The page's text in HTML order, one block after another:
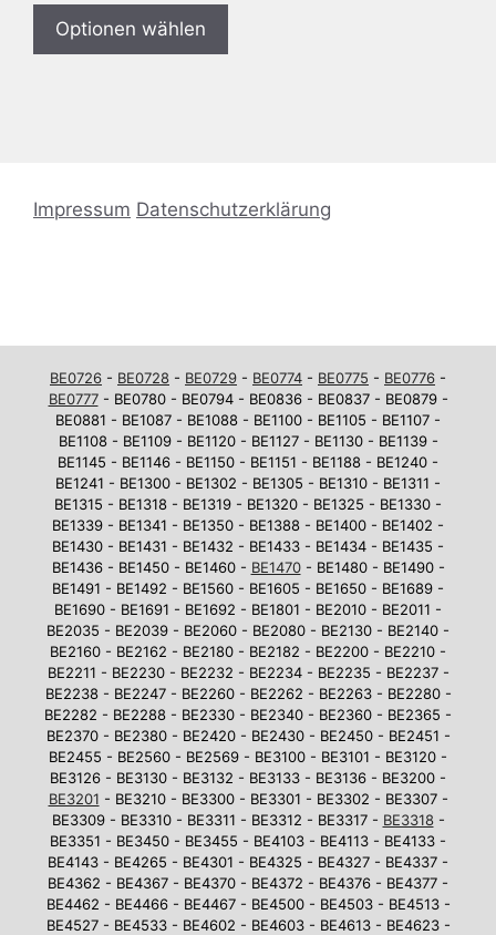
Optionen wählen
Impressum Datenschutzerklärung
BE0726 - BE0728 - BE0729 - BE0774 - BE0775 - BE0776 -
BE0777- BE0780 - BE0794 - BE0836 - BE0837 - BE0879 -
BE0881 - BE1087 - BE1088 - BE1100 - BE1105 - BE1107 -
BE1108 - BE1109 - BE1120 - BE1127 - BE1130 - BE1139 -
BE1145 - BE1146 - BE1150 - BE1151 - BE1188 - BE1240 -
BE1241 - BE1300 - BE1302 - BE1305 - BE1310 - BE1311 -
BE1315 - BE1318 - BE1319 - BE1320 - BE1325 - BE1330 -
BE1339 - BE1341 - BE1350 - BE1388 - BE1400 - BE1402 -
BE1430 - BE1431 - BE1432 - BE1433 - BE1434 - BE1435 -
BE1436 - BE1450 - BE1460 - BE1470- BE1480 - BE1490 -
BE1491 - BE1492 - BE1560 - BE1605 - BE1650 - BE1689 -
BE1690 - BE1691 - BE1692 - BE1801 - BE2010 - BE2011 -
BE2035 - BE2039 - BE2060 - BE2080 - BE2130 - BE2140 -
BE2160 - BE2162 - BE2180 - BE2182 - BE2200 - BE2210 -
BE2211 - BE2230 - BE2232 - BE2234 - BE2235 - BE2237 -
BE2238 - BE2247 - BE2260 - BE2262 - BE2263 - BE2280 -
BE2282 - BE2288 - BE2330 - BE2340 - BE2360 - BE2365 -
BE2370 - BE2380 - BE2420 - BE2430 - BE2450 - BE2451 -
BE2455 - BE2560 - BE2569 - BE3100 - BE3101 - BE3120 -
BE3126 - BE3130 - BE3132 - BE3133 - BE3136 - BE3200 -
BE3201 - BE3210 - BE3300 - BE3301 - BE3302 - BE3307 -
BE3309 - BE3310 - BE3311 - BE3312 - BE3317 - BE3318-
BE3351 - BE3450 - BE3455 - BE4103 - BE4113 - BE4133 -
BE4143 - BE4265 - BE4301 - BE4325 - BE4327 - BE4337 -
BE4362 - BE4367 - BE4370 - BE4372 - BE4376 - BE4377 -
BE4462 - BE4466 - BE4467 - BE4500 - BE4503 - BE4513 -
BE4527 - BE4533 - BE4602 - BE4603 - BE4613 - BE4623 -